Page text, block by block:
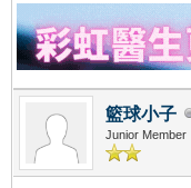
籃球小子
Junior Member